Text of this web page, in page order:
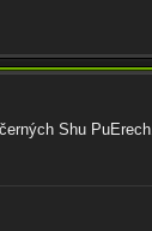
Shu PuErech.